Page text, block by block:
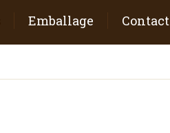
Emballage Contact